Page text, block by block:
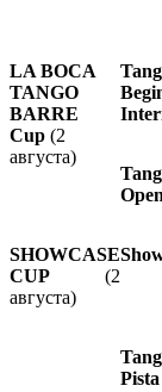
LA BOCA
TANGO
BARRE
Cup (2
августа)
Open
SHOWCASE
CUP (2
августа)